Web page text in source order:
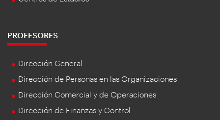
PROFESORES
Dirección General
Dirección de Personas en las Organizaciones
Dirección Comercial y de Operaciones
Dirección de Finanzas y Control